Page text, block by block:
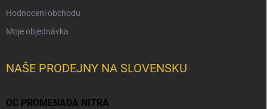
Hodnocení obchodu
Moje objednávka
NAŠE PRODEJNY NA SLOVENSKU
OC PROMENADA NITRA